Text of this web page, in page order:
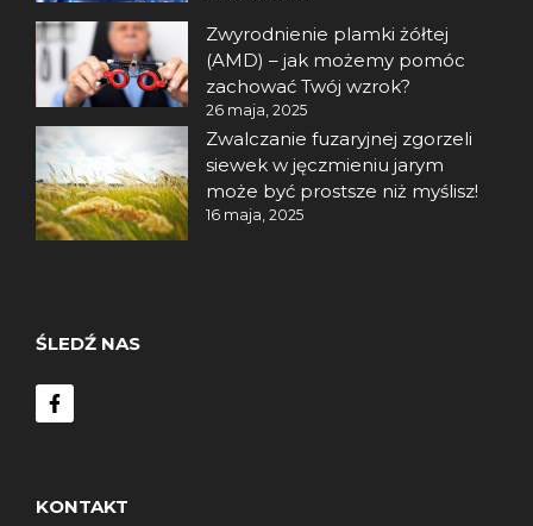
Zwyrodnienie plamki żółtej
(AMD) – jak możemy pomóc
zachować Twój wzrok?
26 maja, 2025
Zwalczanie fuzaryjnej zgorzeli
siewek w jęczmieniu jarym
może być prostsze niż myślisz!
16 maja, 2025
ŚLEDŹ NAS
KONTAKT